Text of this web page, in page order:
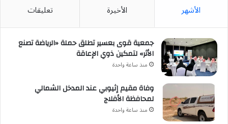
الإنساني
في
السودان
الأشهر الأخيرة تعليقات
جمعية قوى بعسير تطلق حملة «الرياضة تصنع
الأثر» لتمكين ذوي الإعاقة
منذ ساعة واحدة
وفاة مقيم إثيوبي عند المدخل الشمالي
لمحافظة الأفلاج
منذ ساعة واحدة